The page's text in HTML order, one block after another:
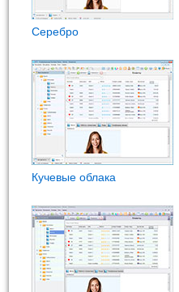
Cеребро
Кучевые облака